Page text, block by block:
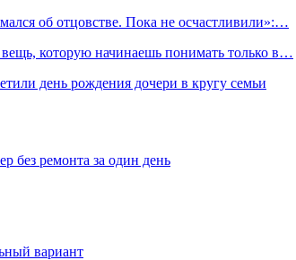
об отцовстве. Пока не осчастливили»:…
которую начинаешь понимать только в…
день рождения дочери в кругу семьи
без ремонта за один день
вариант